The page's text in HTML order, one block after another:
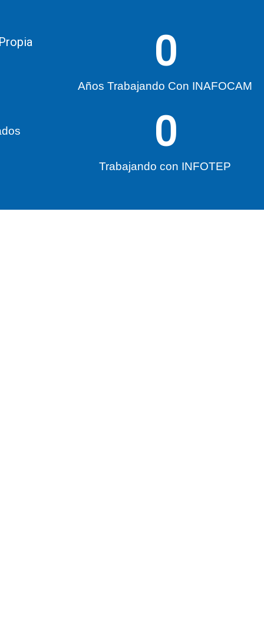
Años Trabajando Con INAFOCAM
0
Trabajando con INFOTEP
0